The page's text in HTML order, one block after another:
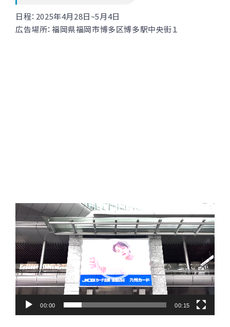
日程： 2025年4月28日~5月4日
広告場所：福岡県福岡市博多区博多駅中央街１
動
画
プ
レ
ー
ヤ
00:00 00:15